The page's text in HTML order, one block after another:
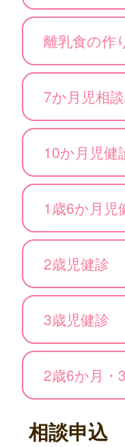
離乳食の作
7か月児相
10か月児健
1歳6か月児
2歳児健診
3歳児健診
2歳6か月・
相談申込